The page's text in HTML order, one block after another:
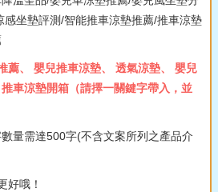
坐墊評測/智能推車涼墊推薦/推車涼墊
薦、 嬰兒推車涼墊、 透氣涼墊、 嬰兒
車涼墊開箱（請擇一關鍵字帶入，並
量需達500字(不含文案所列之產品介
好哦！